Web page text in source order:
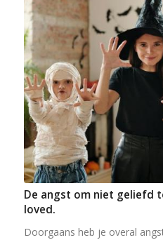
De angst om niet geliefd
loved.
Doorgaans heb je overal